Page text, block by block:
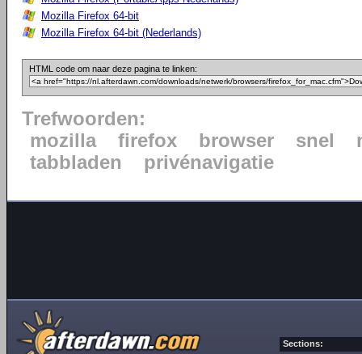
Mozilla Firefox 64-bit
Mozilla Firefox 64-bit (Nederlands)
HTML code om naar deze pagina te linken:
Trefwoorden:
mozilla
firefox browser snel
tabbladen
privénavigatie
Sections: